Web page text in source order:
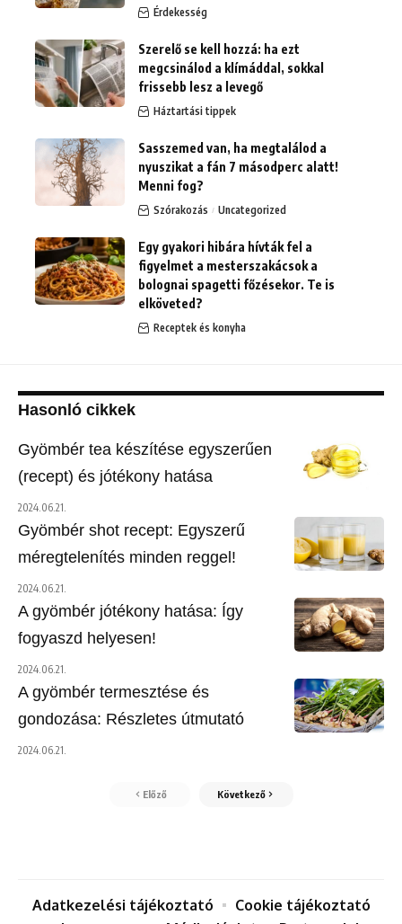
Érdekesség
Szerelő se kell hozzá: ha ezt
megcsinálod a klímáddal, sokkal
frissebb lesz a levegő
Háztartási tippek
Sasszemed van, ha megtalálod a
nyuszikat a fán 7 másodperc alatt!
Menni fog?
Szórakozás Uncategorized
Egy gyakori hibára hívták fel a
figyelmet a mesterszakácsok a
bolognai spagetti főzésekor. Te is
elköveted?
Receptek és konyha
Hasonló cikkek
Gyömbér tea készítése egyszerűen
(recept) és jótékony hatása
2024.06.21.
Gyömbér shot recept: Egyszerű
méregtelenítés minden reggel!
2024.06.21.
A gyömbér jótékony hatása: Így
fogyaszd helyesen!
2024.06.21.
A gyömbér termesztése és
gondozása: Részletes útmutató
2024.06.21.
Előző Következő
Adatkezelési tájékoztató
Cookie tájékoztató